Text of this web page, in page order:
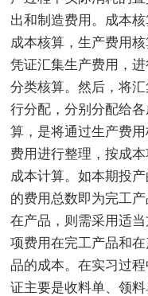
出和制造费用。成本
成本核算，生产费用
凭证汇集生产费用，
分类核算。然后，将
行分配，分别分配给
算，是将通过生产费
费用进行整理，按成
成本计算。如本期投
的费用总数即为完工
在产品，则需采用适
项费用在完工产品和
品的成本。在实习过
证主要是收料单、领